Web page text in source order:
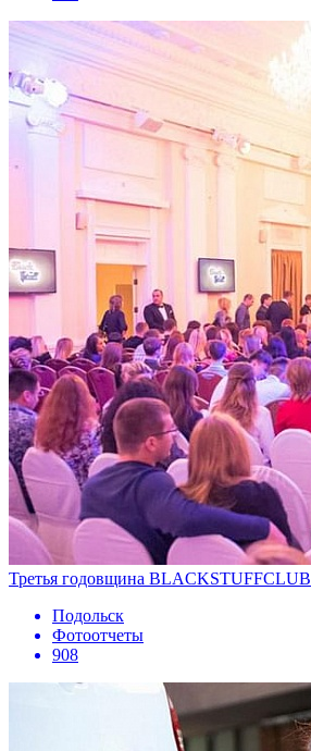
Третья годовщина BLACKSTUFFCLUB
Подольск
Фотоотчеты
908